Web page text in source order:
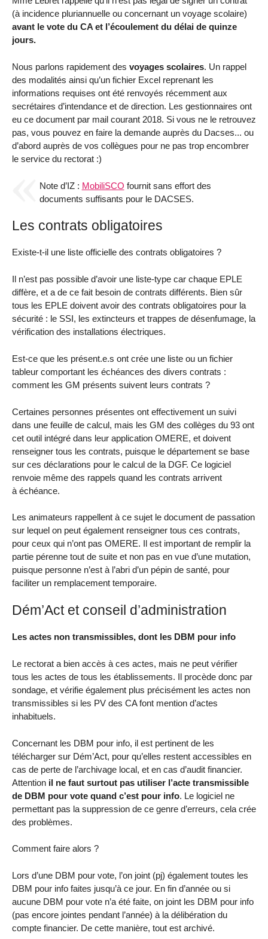
(à incidence pluriannuelle ou concernant un voyage scolaire)
avant le vote du CA et l’écoulement du délai de quinze
jours.
Nous parlons rapidement des voyages scolaires. Un rappel
des modalités ainsi qu’un fichier Excel reprenant les
informations requises ont été renvoyés récemment aux
secrétaires d’intendance et de direction. Les gestionnaires ont
eu ce document par mail courant 2018. Si vous ne le retrouvez
pas, vous pouvez en faire la demande auprès du Dacses... ou
d’abord auprès de vos collègues pour ne pas trop encombrer
le service du rectorat :)
Note d’IZ : MobiliSCO fournit sans effort des
documents suffisants pour le DACSES.
Les contrats obligatoires
Existe-t-il une liste officielle des contrats obligatoires ?
Il n’est pas possible d’avoir une liste-type car chaque EPLE
diffère, et a de ce fait besoin de contrats différents. Bien sûr
tous les EPLE doivent avoir des contrats obligatoires pour la
sécurité : le SSI, les extincteurs et trappes de désenfumage, la
vérification des installations électriques.
Est-ce que les présent.e.s ont crée une liste ou un fichier
tableur comportant les échéances des divers contrats :
comment les GM présents suivent leurs contrats ?
Certaines personnes présentes ont effectivement un suivi
dans une feuille de calcul, mais les GM des collèges du 93 ont
cet outil intégré dans leur application OMERE, et doivent
renseigner tous les contrats, puisque le département se base
sur ces déclarations pour le calcul de la DGF. Ce logiciel
renvoie même des rappels quand les contrats arrivent
à échéance.
Les animateurs rappellent à ce sujet le document de passation
sur lequel on peut également renseigner tous ces contrats,
pour ceux qui n’ont pas OMERE. Il est important de remplir la
partie pérenne tout de suite et non pas en vue d’une mutation,
puisque personne n’est à l’abri d’un pépin de santé, pour
faciliter un remplacement temporaire.
Dém’Act et conseil d’administration
Les actes non transmissibles, dont les DBM pour info
Le rectorat a bien accès à ces actes, mais ne peut vérifier
tous les actes de tous les établissements. Il procède donc par
sondage, et vérifie également plus précisément les actes non
transmissibles si les PV des CA font mention d’actes
inhabituels.
Concernant les DBM pour info, il est pertinent de les
télécharger sur Dém’Act, pour qu’elles restent accessibles en
cas de perte de l’archivage local, et en cas d’audit financier.
Attention il ne faut surtout pas utiliser l’acte transmissible
de DBM pour vote quand c’est pour info. Le logiciel ne
permettant pas la suppression de ce genre d’erreurs, cela crée
des problèmes.
Comment faire alors ?
Lors d’une DBM pour vote, l’on joint (pj) également toutes les
DBM pour info faites jusqu’à ce jour. En fin d’année ou si
aucune DBM pour vote n’a été faite, on joint les DBM pour info
(pas encore jointes pendant l’année) à la délibération du
compte financier. De cette manière, tout est archivé.